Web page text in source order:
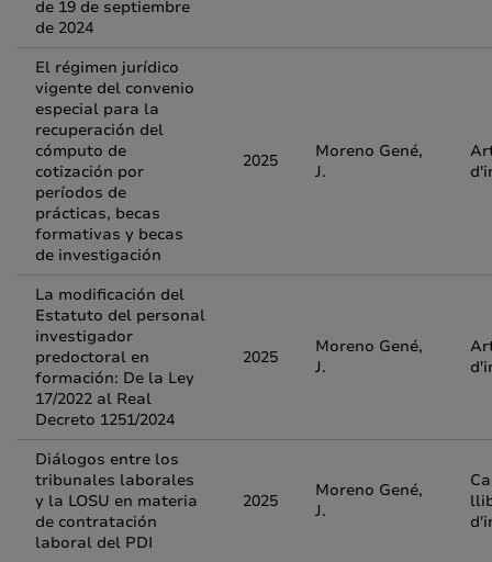
de 19 de septiembre
de 2024
El régimen jurídico
vigente del convenio
especial para la
recuperación del
cómputo de
cotización por
períodos de
prácticas, becas
formativas y becas
de investigación
2025
Moreno Gené,
J.
La modificación del
Estatuto del personal
investigador
predoctoral en
formación: De la Ley
17/2022 al Real
Decreto 1251/2024
2025
Moreno Gené,
J.
Diálogos entre los
tribunales laborales
y la LOSU en materia
de contratación
laboral del PDI
2025
Moreno Gené,
J.